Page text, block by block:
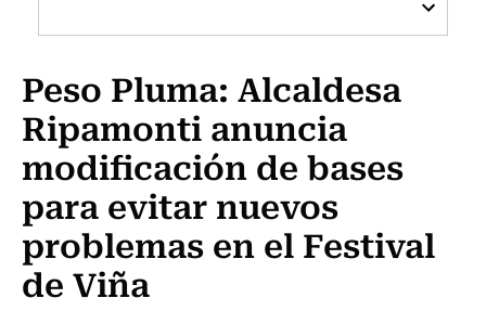
Programas Radio y TV Usach
Peso Pluma: Alcaldesa
Ripamonti anuncia
modificación de bases
para evitar nuevos
problemas en el Festival
de Viña